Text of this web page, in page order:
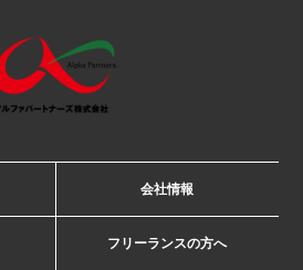
会社情報
フリーランスの方へ